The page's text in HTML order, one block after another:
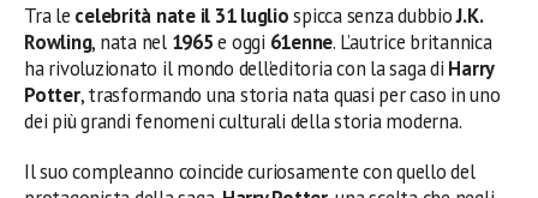
Tra le celebrità nate il 31 lugliospicca senza dubbioJ.K.
Rowling, nata nel 1965e oggi 61enne. L’autrice britannica
ha rivoluzionato il mondo dell’editoria con la saga di Harry
Potter, trasformando una storia nata quasi per caso in uno
dei più grandi fenomeni culturali della storia moderna.
Il suo compleanno coincide curiosamente con quello del